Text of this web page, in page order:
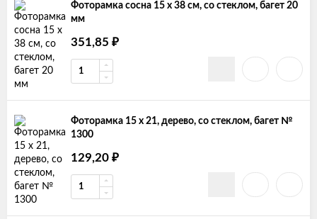
Фоторамка сосна 15 х 38 см, со стеклом, багет 20
мм
351,85 ₽
Фоторамка 15 х 21, дерево, со стеклом, багет №
1300
129,20 ₽